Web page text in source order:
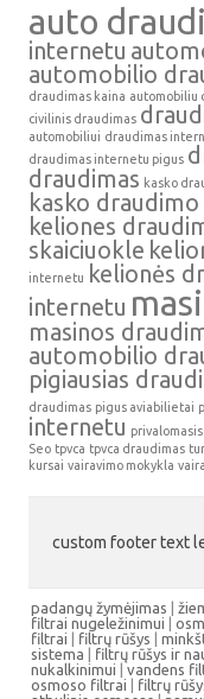
auto
internetu
automobilio
draudimas kaina automobiliu
civilinis draudimas
automobiliui draudimas
draudimas internetu pigus
draudimas kasko
kasko
keliones
skaiciuokle
internetu
kelionės
internetu
masinos
automobilio
pigiausias
draudimas pigus aviabilietai
internetu
Seo tpvca tpvca draudimas
kursai vairavimo mokykla
custom footer text
padangų žymėjimas |
filtrai nugeležinimui |
filtrai | filtrų rūšys |
sistema | filtrų rūšys ir
nukalkinimui |vandens
osmoso filtrai | filtrų